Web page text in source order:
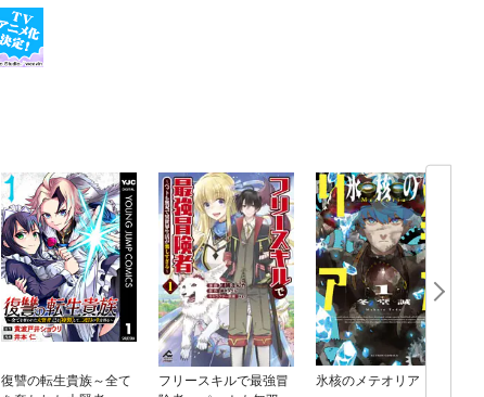
復讐の転生貴族～全て
フリースキルで最強冒
氷核のメテオリア